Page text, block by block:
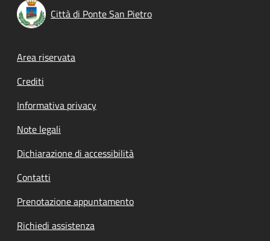
Città di Ponte San Pietro
Footer menu
Area riservata
Crediti
Informativa privacy
Note legali
Dichiarazione di accessibilità
Contatti
Prenotazione appuntamento
Richiedi assistenza